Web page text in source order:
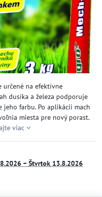
na efektívne
dusíka a železa podporuje
farbu. Po aplikácii mach
miesta pre nový porast.
viac
− Štvrtok 13.8.2026